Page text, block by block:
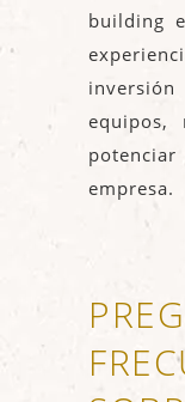
building
equipos,
empresa.